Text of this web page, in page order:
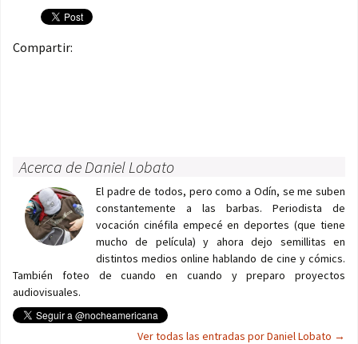
Compartir:
Acerca de Daniel Lobato
El padre de todos, pero como a Odín, se me suben
constantemente a las barbas. Periodista de
vocación cinéfila empecé en deportes (que tiene
mucho de película) y ahora dejo semillitas en
distintos medios online hablando de cine y cómics.
También foteo de cuando en cuando y preparo proyectos
audiovisuales.
Ver todas las entradas por Daniel Lobato →